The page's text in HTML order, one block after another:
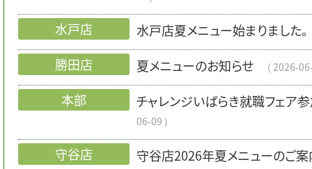
水戸店
水戸店夏メニュー始まりました。
勝田店
夏メニューのお知らせ 2026-
本部 チャレンジいばらき就職フェア
06-09
守谷店
守谷店2026年夏メニューのご